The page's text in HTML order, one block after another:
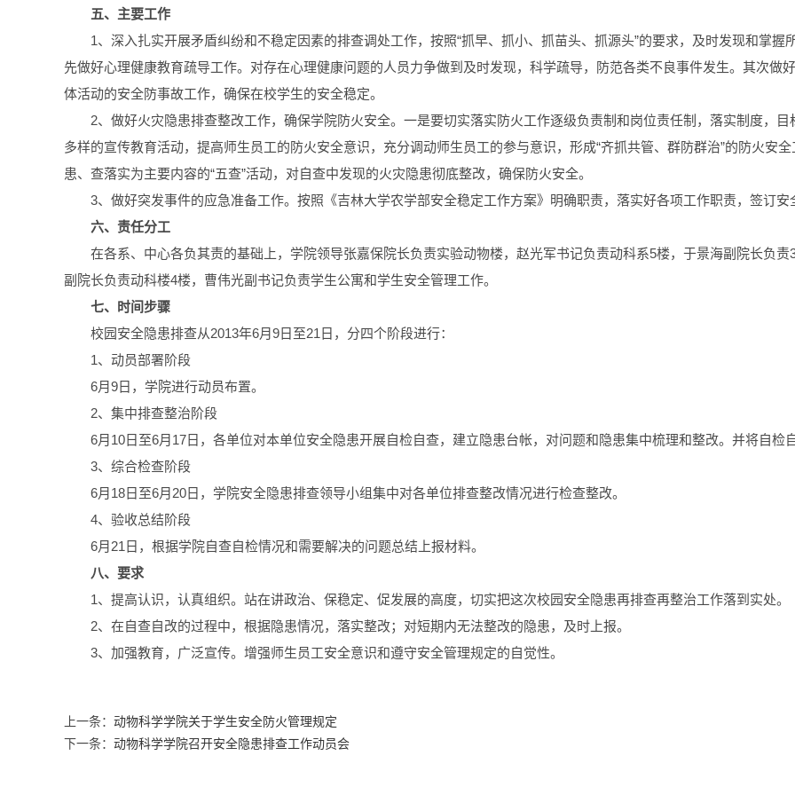
五、主要工作
1、深入扎实开展矛盾纠纷和不稳定因素的排查调处工作，按照“抓早、抓小、抓苗头、抓源头”的要求，及时发现和掌
先做好心理健康教育疏导工作。对存在心理健康问题的人员力争做到及时发现，科学疏导，防范各类不良事件发生。其次做
体活动的安全防事故工作，确保在校学生的安全稳定。
2、做好火灾隐患排查整改工作，确保学院防火安全。一是要切实落实防火工作逐级负责制和岗位责任制，落实制度，
多样的宣传教育活动，提高师生员工的防火安全意识，充分调动师生员工的参与意识，形成“齐抓共管、群防群治”的防火安
患、查落实为主要内容的“五查”活动，对自查中发现的火灾隐患彻底整改，确保防火安全。
3、做好突发事件的应急准备工作。按照《吉林大学农学部安全稳定工作方案》明确职责，落实好各项工作职责，签订安
六、责任分工
在各系、中心各负其责的基础上，学院领导张嘉保院长负责实验动物楼，赵光军书记负责动科系5楼，于景海副院长负
副院长负责动科楼4楼，曹伟光副书记负责学生公寓和学生安全管理工作。
七、时间步骤
校园安全隐患排查从2013年6月9日至21日，分四个阶段进行：
1、动员部署阶段
6月9日，学院进行动员布置。
2、集中排查整治阶段
6月10日至6月17日，各单位对本单位安全隐患开展自检自查，建立隐患台帐，对问题和隐患集中梳理和整改。并将自检
3、综合检查阶段
6月18日至6月20日，学院安全隐患排查领导小组集中对各单位排查整改情况进行检查整改。
4、验收总结阶段
6月21日，根据学院自查自检情况和需要解决的问题总结上报材料。
八、要求
1、提高认识，认真组织。站在讲政治、保稳定、促发展的高度，切实把这次校园安全隐患再排查再整治工作落到实处。
2、在自查自改的过程中，根据隐患情况，落实整改；对短期内无法整改的隐患，及时上报。
3、加强教育，广泛宣传。增强师生员工安全意识和遵守安全管理规定的自觉性。
上一条： 动物科学学院关于学生安全防火管理规定
下一条： 动物科学学院召开安全隐患排查工作动员会